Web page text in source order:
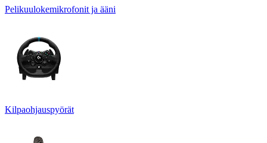
Pelikuulokemikrofonit ja ääni
Kilpaohjauspyörät